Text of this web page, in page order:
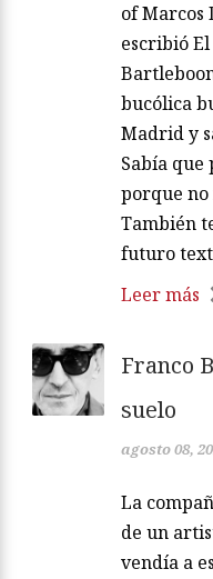
of Marcos
escribió
bucólica
Madrid y
Sabía
porque no
También
futuro
Leer más
Franco
suelo
agosto 08,
La
de un
vendía a